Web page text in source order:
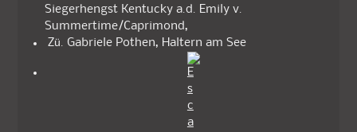
Siegerhengst Kentucky a.d. Emily v.
Summertime/Caprimond,
Zü. Gabriele Pothen, Haltern am See